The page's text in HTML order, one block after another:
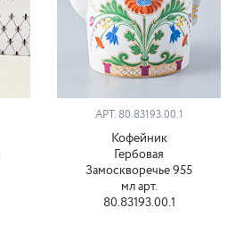
АРТ. 80.83193.00.1
Кофейник
Гербовая
Замоскворечье 955
мл арт.
80.83193.00.1